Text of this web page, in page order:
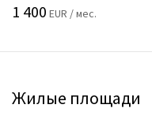
1 400 EUR / мес.
Жилые площади